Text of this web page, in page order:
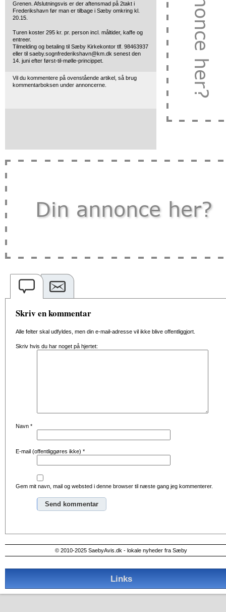
Grenen. Afslutningsvis er der aftensmad på 2takt i
Frederikshavn før man er tilbage i Sæby omkring kl.
20.15.
Turen koster 295 kr. pr. person incl. måltider, kaffe og
entreer.
Tilmelding og betaling til Sæby Kirkekontor tlf. 98463937
eller til saeby.sognfrederikshavn@km.dk senest den
14. juni efter først-til-mølle-princippet.
Vil du kommentere på ovenstående artikel, så brug
kommentarboksen under annoncerne.
Skriv en kommentar
Alle felter skal udfyldes, men din e-mail-adresse vil ikke blive offentliggjort.
Skriv hvis du har noget på hjertet:
Navn *
E-mail (offentliggøres ikke) *
Gem mit navn, mail og websted i denne browser til næste gang jeg kommenterer.
© 2010-2025 SaebyAvis.dk - lokale nyheder fra Sæby
Links